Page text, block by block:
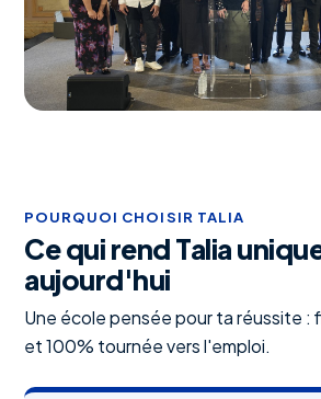
POURQUOI CHOISIR TALIA
Ce qui rend Talia
aujourd'hui
Une école pensée pour ta réussite :
et 100% tournée vers l'emploi.